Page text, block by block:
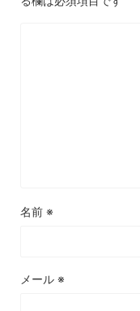
名前 ※
メール ※